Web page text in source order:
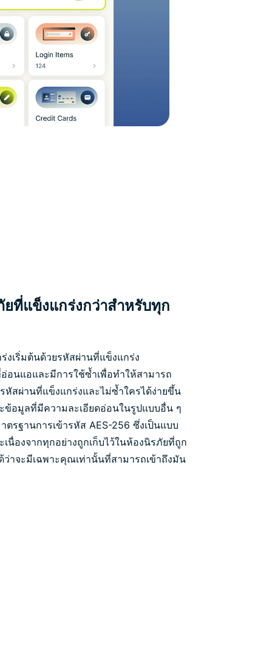
ที่แข็งแกร่งกว่าสำหรับทุก
เริ่มต้นด้วยรหัสผ่านที่แข็งแกร่ง
อนแอและมีการใช้ซ้ำเพื่อทำให้สามารถ
สผ่านที่แข็งแกร่งและไม่ซ้ำใครได้ง่ายขึ้น
อมูลที่มีความละเอียดอ่อนในรูปแบบอื่น ๆ
รฐานการเข้ารหัส AES-256 ซึ่งเป็นแบบ
นื่องจากทุกอย่างถูกเก็บไว้ในห้องนิรภัยที่ถูก
าจะมีเฉพาะคุณเท่านั้นที่สามารถเข้าถึงมัน